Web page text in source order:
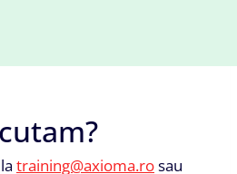
training@axioma.rosau